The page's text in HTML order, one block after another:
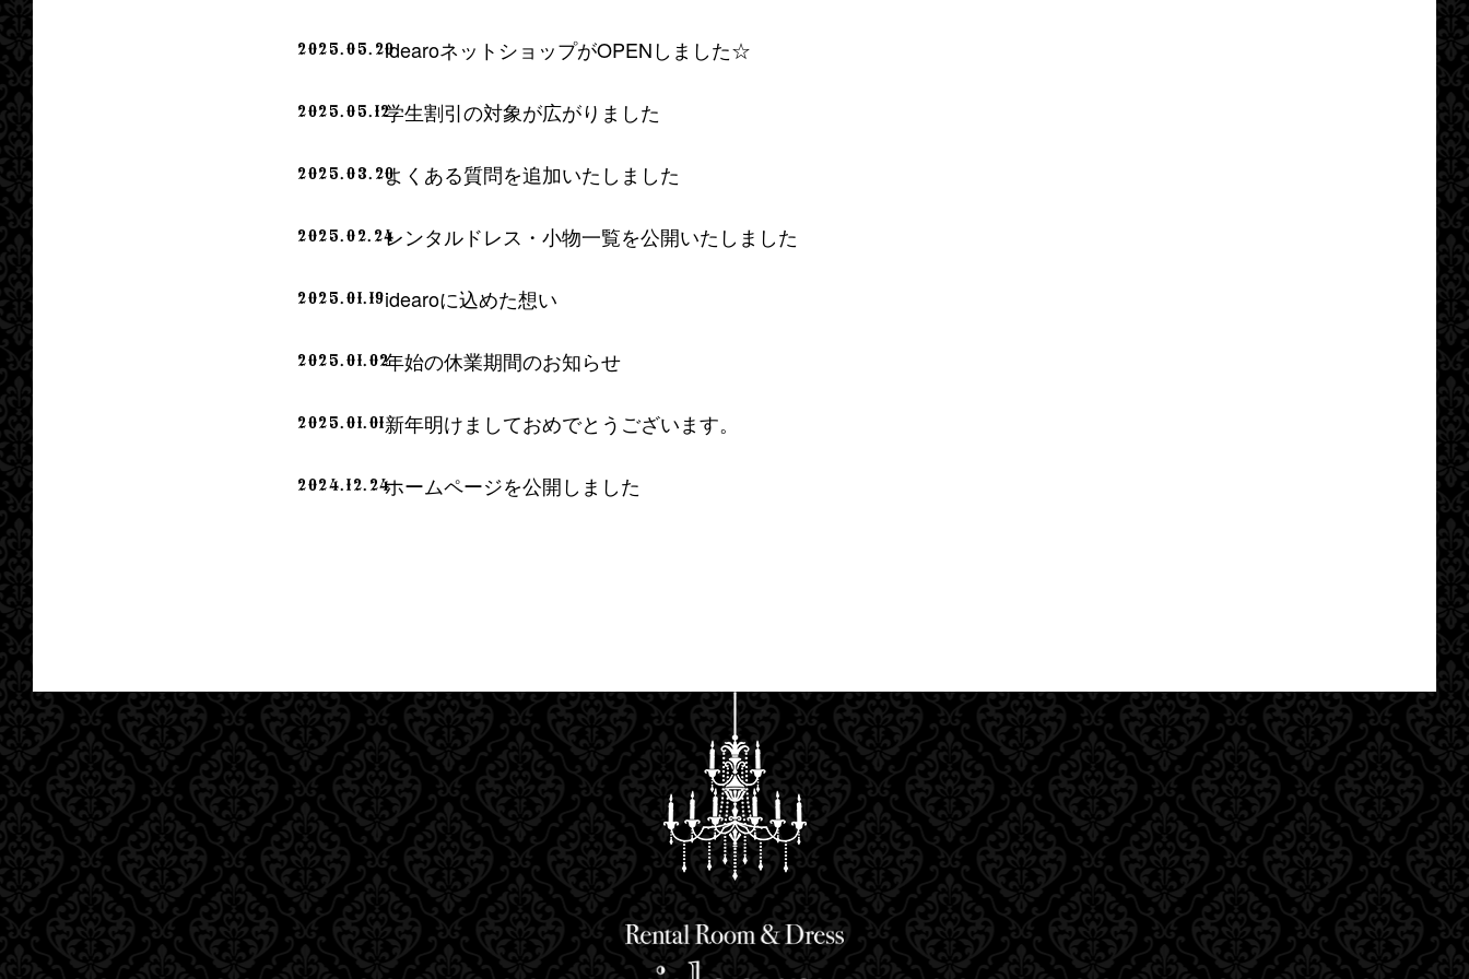
2025.05.20idearoネットショップがOPENしました☆
2025.05.12学生割引の対象が広がりました
2025.03.20よくある質問を追加いたしました
2025.02.24レンタルドレス・小物一覧を公開いたしました
2025.01.19idearoに込めた想い
2025.01.02年始の休業期間のお知らせ
2025.01.01新年明けましておめでとうございます。
2024.12.24ホームページを公開しました